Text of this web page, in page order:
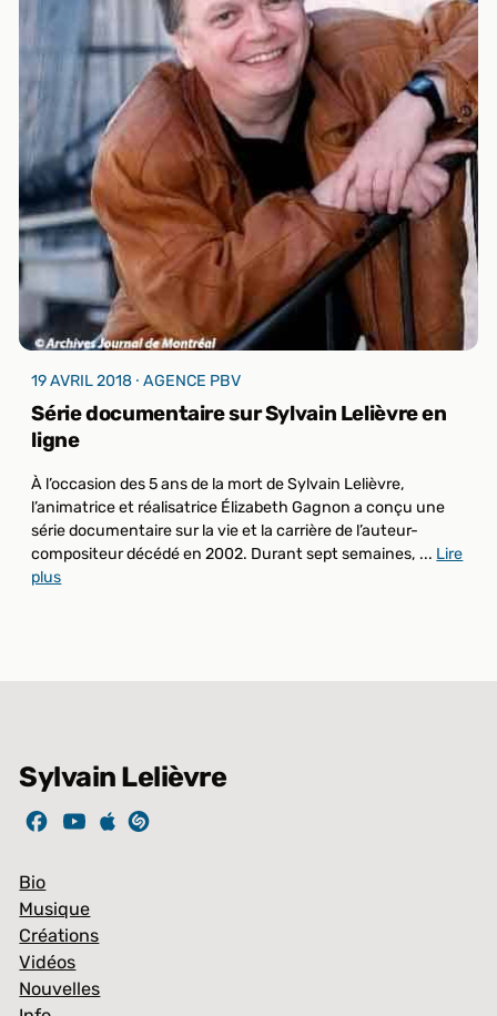
Série documentaire sur Sylvain Lelièvre en
ligne
19 AVRIL 2018 ⸱ AGENCE PBV
À l’occasion des 5 ans de la mort de Sylvain Lelièvre,
l’animatrice et réalisatrice Élizabeth Gagnon a conçu une
série documentaire sur la vie et la carrière de l’auteur-
compositeur décédé en 2002. Durant sept semaines, ... Lire
plus
Sylvain Lelièvre
Bio
Musique
Créations
Vidéos
Nouvelles